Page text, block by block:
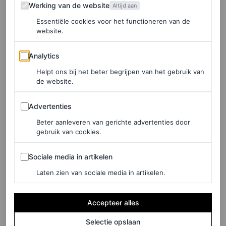
Maar waar haar look het publiek deed opkijken, bracht
haar speech stilte in de zaal. “Hoewel ik vereerd ben met
deze award, wil ik graag aandacht vragen voor wat er op
dit moment buiten dit gebouw gebeurt”, begon ze. “Er
vinden meedogenloze aanvallen plaats die chaos en
angst zaaien in onze gemeenschappen. Allemaal in naam
van ‘law and order
protest te stoppen.”
Elke week onze beste artikelen in je inbox?
Schrijf je hier in voor de Vogue-nieuwsbrief.
Ze vervolgde met een scherpe boodschap: “Denk
Werking van de website Altijd aan
Essentiële cookies voor het functioneren van de
website.
Analytics
Analytics
Helpt ons bij het beter begrijpen van het gebruik van
de website.
Advertenties
Advertenties
Beter aanleveren van gerichte advertenties door
gebruik van cookies.
Sociale media in artikelen
Sociale media in artikelen
Laten zien van sociale media in artikelen.
Accepteer alles
Selectie opslaan